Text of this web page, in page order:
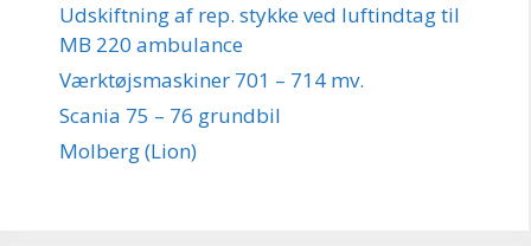
Udskiftning af rep. stykke ved luftindtag til
MB 220 ambulance
Værktøjsmaskiner 701 – 714 mv.
Scania 75 – 76 grundbil
Molberg (Lion)